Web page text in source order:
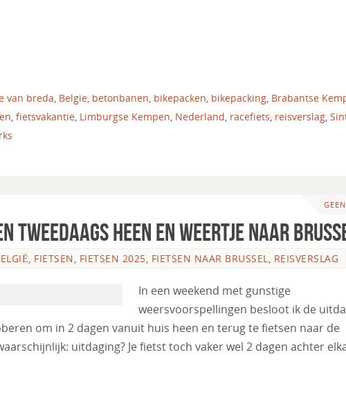
van breda, Belgie, betonbanen, bikepacken, bikepacking, Brabantse
, fietsvakantie, Limburgse Kempen, Nederland, racefiets, reisverslag,
tweedaags heen en weertje naar
, FIETSEN, FIETSEN 2025, FIETSEN NAAR BRUSSEL, REISVERSLAG
In een weekend met gunstige
weersvoorspellingen besloot ik de
om in 2 dagen vanuit huis heen en terug te fietsen naar de
uitdaging? Je fietst toch vaker wel 2 dagen achter